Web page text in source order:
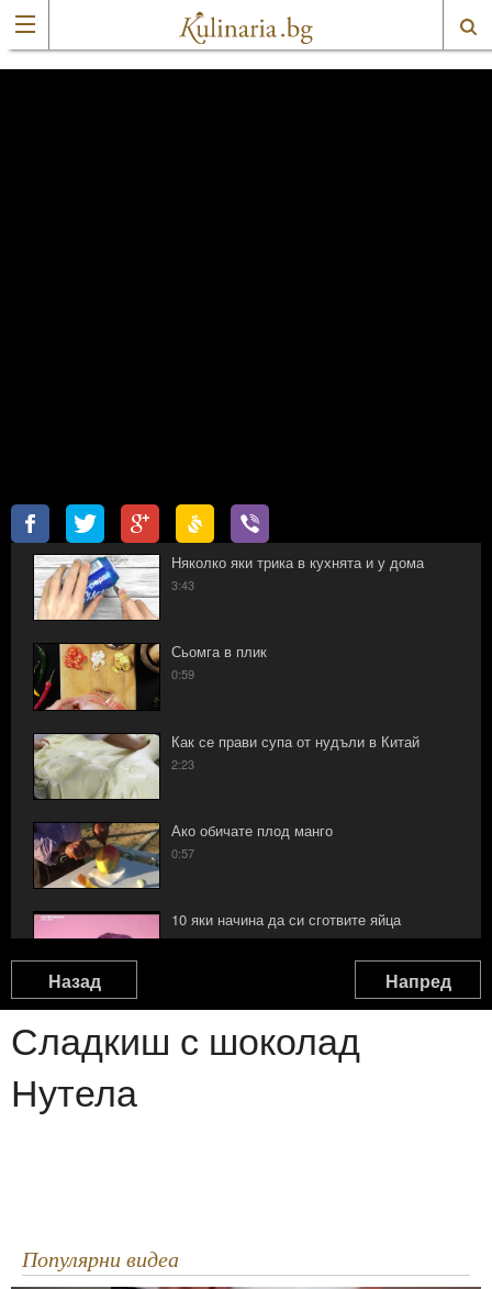
Няколко яки трика в кухнята и у дома
3:43
Сьомга в плик
0:59
Как се прави супа от нудъли в Китай
2:23
Ако обичате плод манго
0:57
10 яки начина да си сготвите яйца
1:32
Какво да правим с черупките от яйцата
1:53
Как да филетирате шаран
Назад Напред
Сладкиш с шоколад
Нутела
Популярни видеа